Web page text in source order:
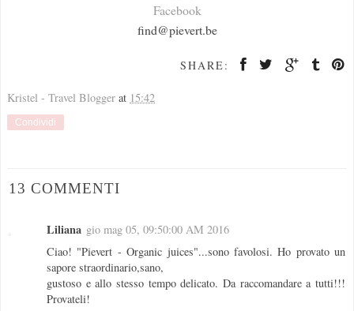
Facebook
find@pievert.be
SHARE:
Kristel - Travel Blogger at 15:42
Condividi
13 COMMENTI
Liliana gio mag 05, 09:50:00 AM 2016
Ciao! "Pievert - Organic juices"...sono favolosi. Ho provato un
sapore straordinario,sano,
gustoso e allo stesso tempo delicato. Da raccomandare a tutti!!!
Provateli!